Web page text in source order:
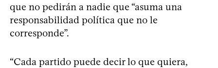
que no pedirán a nadie que “asuma una
responsabilidad política que no le
corresponde”.
“Cada partido puede decir lo que quiera,